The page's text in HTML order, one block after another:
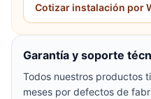
Cotizar instalación por
Garantía y soporte
Todos nuestros productos
meses por defectos de